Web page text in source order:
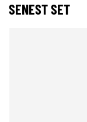
SENEST SET